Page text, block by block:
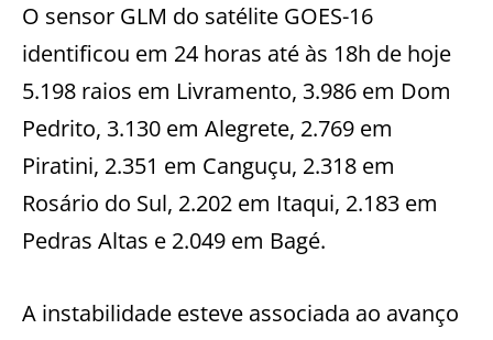
O sensor GLM do satélite GOES-16
identificou em 24 horas até às 18h de hoje
5.198 raios em Livramento, 3.986 em Dom
Pedrito, 3.130 em Alegrete, 2.769 em
Piratini, 2.351 em Canguçu, 2.318 em
Rosário do Sul, 2.202 em Itaqui, 2.183 em
Pedras Altas e 2.049 em Bagé.
A instabilidade esteve associada ao avanço